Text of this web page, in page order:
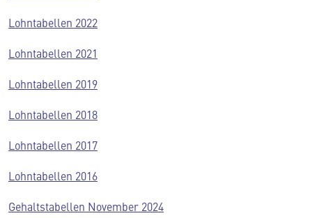
Lohntabellen 2022
Lohntabellen 2021
Lohntabellen 2019
Lohntabellen 2018
Lohntabellen 2017
Lohntabellen 2016
Gehaltstabellen November 2024